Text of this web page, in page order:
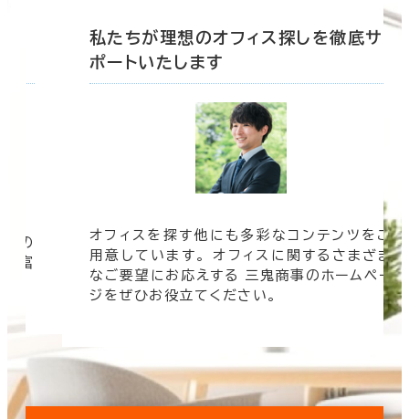
の
豊富
私たちが理想のオフィス探しを徹底サ
ポートいたします
オフィスを探す他にも多彩なコンテンツをご
用意しています。 オフィスに関するさまざま
なご要望にお応えする 三鬼商事のホームペー
ジをぜひお役立てください。